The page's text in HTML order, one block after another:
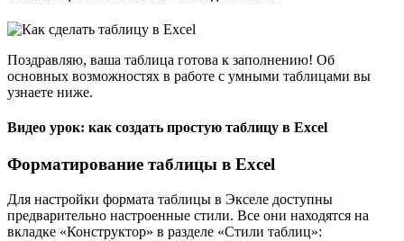
Поздравляю, ваша таблица готова к заполнению! Об
основных возможностях в работе с умными таблицами вы
узнаете ниже.
Видео урок: как создать простую таблицу в Excel
Форматирование таблицы в Excel
Для настройки формата таблицы в Экселе доступны
предварительно настроенные стили. Все они находятся на
вкладке «Конструктор» в разделе «Стили таблиц»: